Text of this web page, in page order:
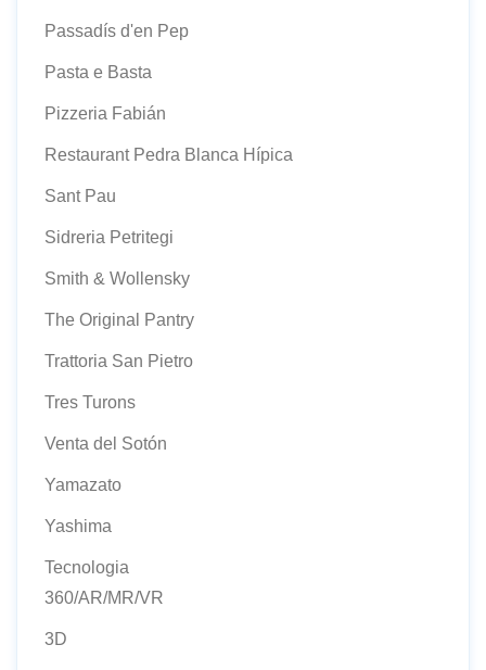
Passadís d'en Pep
Pasta e Basta
Pizzeria Fabián
Restaurant Pedra Blanca Hípica
Sant Pau
Sidreria Petritegi
Smith & Wollensky
The Original Pantry
Trattoria San Pietro
Tres Turons
Venta del Sotón
Yamazato
Yashima
Tecnologia
360/AR/MR/VR
3D